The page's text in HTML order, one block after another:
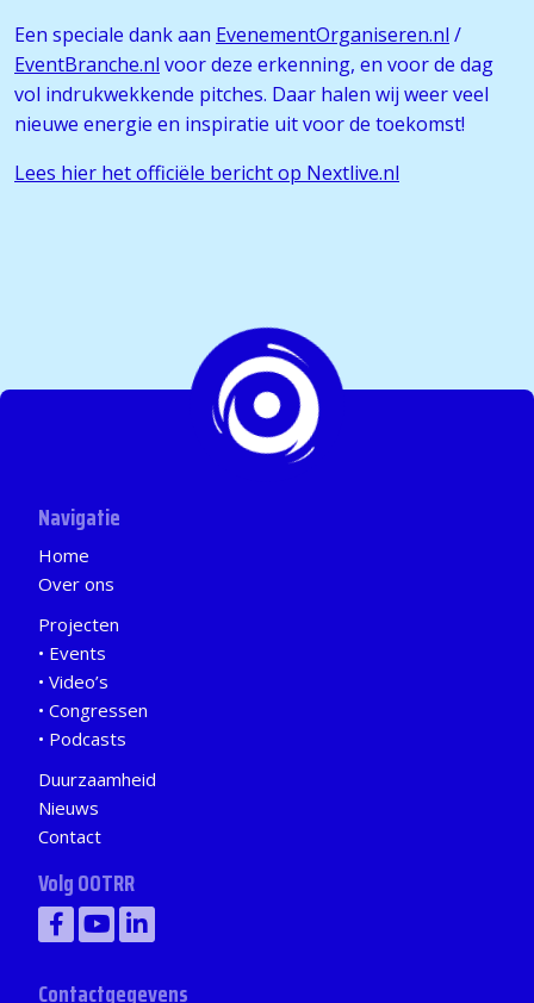
Een speciale dank aan EvenementOrganiseren.nl /
EventBranche.nl voor deze erkenning, en voor de dag
vol indrukwekkende pitches. Daar halen wij weer veel
nieuwe energie en inspiratie uit voor de toekomst!
Lees hier het officiële bericht op Nextlive.nl
Contactgegevens
Volg OOTRR
Navigatie
Home
Over ons
Projecten
Events
Video’s
Congressen
Podcasts
Duurzaamheid
Nieuws
Contact